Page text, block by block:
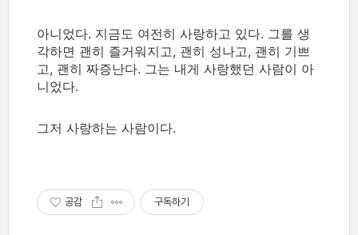
아니었다. 지금도 여전히 사랑하고 있다. 그를 생
각하면 괜히 즐거워지고, 괜히 성나고, 괜히 기쁘
고, 괜히 짜증난다. 그는 내게 사랑했던 사람이 아
니었다.
그저 사랑하는 사람이다.
공감 구독하기